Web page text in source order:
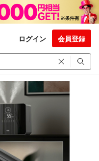
ログイン 会員登録